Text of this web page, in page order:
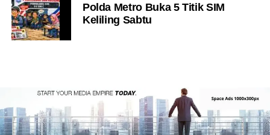
Polda Metro Buka 5 Titik SIM
Keliling Sabtu